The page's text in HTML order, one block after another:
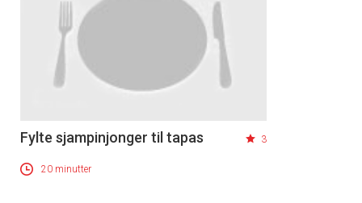
Fylte sjampinjonger til tapas 3
20 minutter